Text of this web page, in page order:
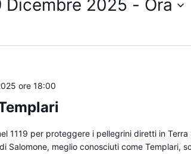
Dicembre 2025 - Ora
ore 18:00
1119 per proteggere i pellegrini diretti in Terra
Salomone, meglio conosciuti come Templari,